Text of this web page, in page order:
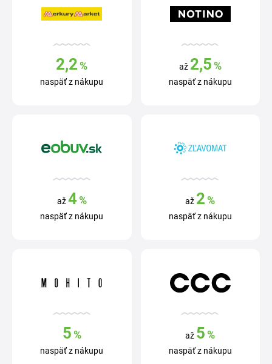
2,2 %
naspäť z nákupu
až 2,5%
naspäť z nákupu
až 4%
naspäť z nákupu
až 2 %
naspäť z nákupu
5%
naspäť z nákupu
až 5 %
naspäť z nákupu